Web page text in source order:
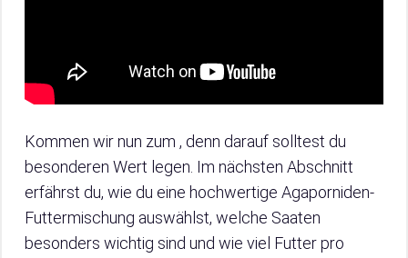
Kommen wir nun zum , denn darauf solltest du
besonderen Wert legen. Im nächsten Abschnitt
erfährst du, wie du eine hochwertige Agaporniden-
Futtermischung auswählst, welche Saaten
besonders wichtig sind und wie viel Futter pro